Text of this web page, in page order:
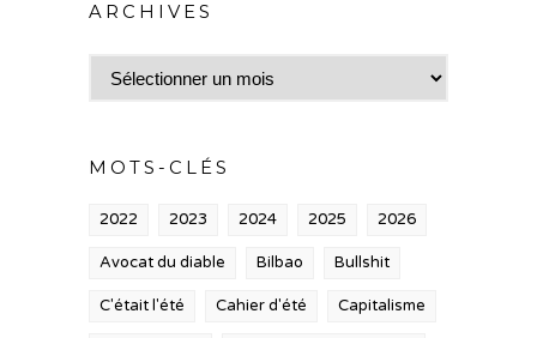
ARCHIVES
Archives
MOTS-CLÉS
2022 2023 2024 2025 2026
Avocat du diable Bilbao Bullshit
C'était l'été Cahier d'été Capitalisme